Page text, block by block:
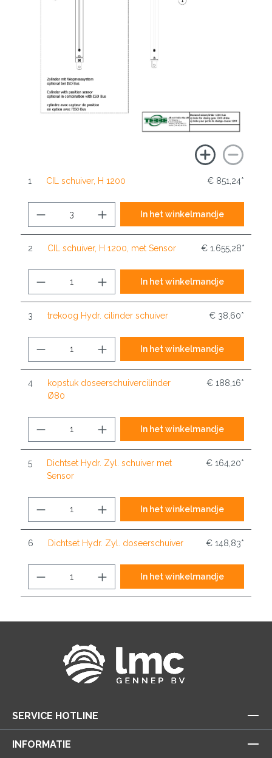
1 CIL schuiver, H 1200 € 851,24*
In het winkelmandje
2 CIL schuiver, H 1200, met Sensor € 1.655,28*
In het winkelmandje
3 trekoog Hydr. cilinder schuiver € 38,60*
In het winkelmandje
4
kopstuk doseerschuivercilinder
Ø80
€ 188,16*
In het winkelmandje
5
Dichtset Hydr. Zyl. schuiver met
Sensor
€ 164,20*
In het winkelmandje
6 Dichtset Hydr. Zyl. doseerschuiver € 148,83*
In het winkelmandje
SERVICE HOTLINE
INFORMATIE